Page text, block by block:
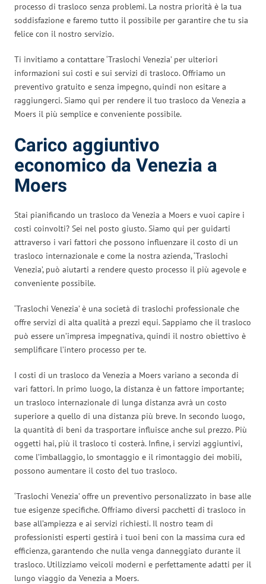
processo di trasloco senza problemi. La nostra priorità è la tua
soddisfazione e faremo tutto il possibile per garantire che tu sia
felice con il nostro servizio.
Ti invitiamo a contattare ‘Traslochi Venezia’ per ulteriori
informazioni sui costi e sui servizi di trasloco. Offriamo un
preventivo gratuito e senza impegno, quindi non esitare a
raggiungerci. Siamo qui per rendere il tuo trasloco da Venezia a
Moers il più semplice e conveniente possibile.
Carico aggiuntivo
economico da Venezia a
Moers
Stai pianificando un trasloco da Venezia a Moers e vuoi capire i
costi coinvolti? Sei nel posto giusto. Siamo qui per guidarti
attraverso i vari fattori che possono influenzare il costo di un
trasloco internazionale e come la nostra azienda, ‘Traslochi
Venezia’, può aiutarti a rendere questo processo il più agevole e
conveniente possibile.
‘Traslochi Venezia’ è una società di traslochi professionale che
offre servizi di alta qualità a prezzi equi. Sappiamo che il trasloco
può essere un’impresa impegnativa, quindi il nostro obiettivo è
semplificare l’intero processo per te.
I costi di un trasloco da Venezia a Moers variano a seconda di
vari fattori. In primo luogo, la distanza è un fattore importante;
un trasloco internazionale di lunga distanza avrà un costo
superiore a quello di una distanza più breve. In secondo luogo,
la quantità di beni da trasportare influisce anche sul prezzo. Più
oggetti hai, più il trasloco ti costerà. Infine, i servizi aggiuntivi,
come l’imballaggio, lo smontaggio e il rimontaggio dei mobili,
possono aumentare il costo del tuo trasloco.
‘Traslochi Venezia’ offre un preventivo personalizzato in base alle
tue esigenze specifiche. Offriamo diversi pacchetti di trasloco in
base all’ampiezza e ai servizi richiesti. Il nostro team di
professionisti esperti gestirà i tuoi beni con la massima cura ed
efficienza, garantendo che nulla venga danneggiato durante il
trasloco. Utilizziamo veicoli moderni e perfettamente adatti per il
lungo viaggio da Venezia a Moers.